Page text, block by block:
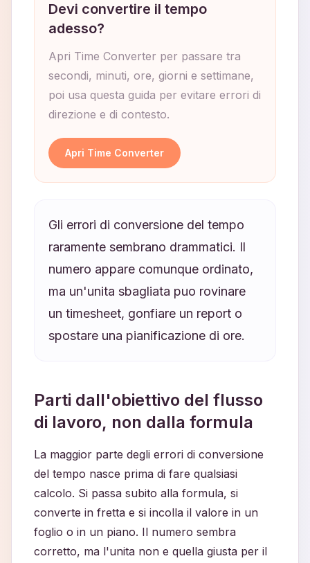
Devi convertire il tempo
adesso?
Apri Time Converter per passare tra
secondi, minuti, ore, giorni e settimane,
poi usa questa guida per evitare errori di
direzione e di contesto.
Apri Time Converter
Gli errori di conversione del tempo
raramente sembrano drammatici. Il
numero appare comunque ordinato,
ma un'unita sbagliata puo rovinare
un timesheet, gonfiare un report o
spostare una pianificazione di ore.
Parti dall'obiettivo del flusso
di lavoro, non dalla formula
La maggior parte degli errori di conversione
del tempo nasce prima di fare qualsiasi
calcolo. Si passa subito alla formula, si
converte in fretta e si incolla il valore in un
foglio o in un piano. Il numero sembra
corretto, ma l'unita non e quella giusta per il